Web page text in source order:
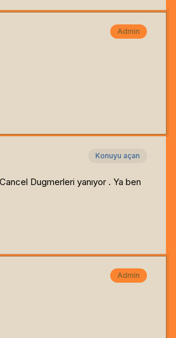
Admin
Konuyu açan
Dugmerleri yanıyor . Ya ben
Admin